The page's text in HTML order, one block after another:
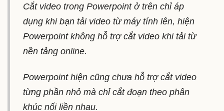
Cắt video trong Powerpoint ở trên chỉ áp
dụng khi bạn tải video từ máy tính lên, hiện
Powerpoint không hỗ trợ cắt video khi tải từ
nền tảng online.
Powerpoint hiện cũng chưa hỗ trợ cắt video
từng phần nhỏ mà chỉ cắt đoạn theo phân
khúc nối liền nhau.